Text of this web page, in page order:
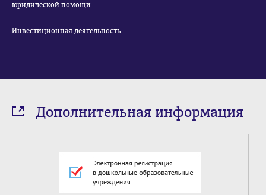
юридической помощи
Инвестиционная деятельность
Дополнительная информация